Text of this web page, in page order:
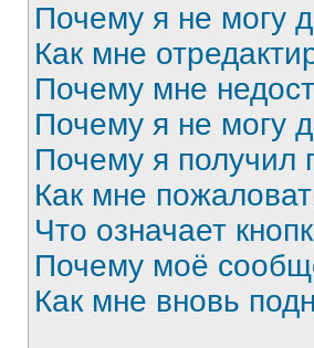
Почему я не могу
Как мне
Почему мне
Почему я не могу
Почему я получил
Как мне
Что означает
Почему моё
Как мне вновь